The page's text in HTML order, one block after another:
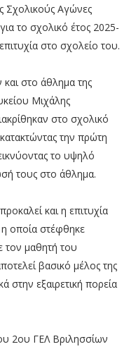
Σχολικούς Αγώνες
το σχολικό έτος 2025-
στο σχολείο του.
και στο άθλημα της
Μιχάλης
στο σχολικό
την πρώτη
το υψηλό
τους στο άθλημα.
και η επιτυχία
οποία στέφθηκε
τον μαθητή του
βασικό μέλος της
στην εξαιρετική πορεία
2ου ΓΕΛ Βριλησσίων